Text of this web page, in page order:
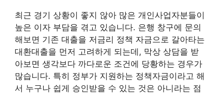
최근 경기 상황이 좋지 않아 많은 개인사업자분들이
높은 이자 부담을 겪고 있습니다. 은행 창구에 문의
해보면 기존 대출을 저금리 정책 자금으로 갈아타는
대환대출을 먼저 고려하게 되는데, 막상 상담을 받
아보면 생각보다 까다로운 조건에 당황하는 경우가
많습니다. 특히 정부가 지원하는 정책자금이라고 해
서 누구나 쉽게 승인받을 수 있는 것은 아니라는 점